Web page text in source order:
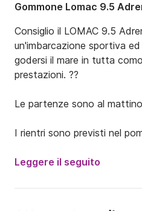
Gommone Lomac 9.5
Consiglio il LOMAC 9.5
un'imbarcazione sportiva
godersi il mare in tutta
prestazioni. ??
Le partenze sono al
I rientri sono previsti nel
Leggere il seguito